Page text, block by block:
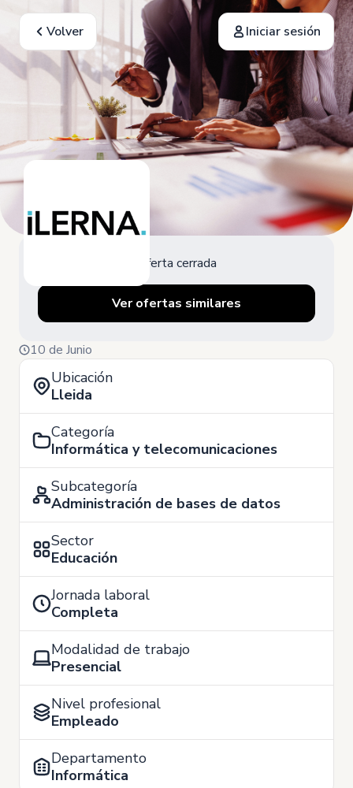
Volver Iniciar sesión
Oferta cerrada
Ver ofertas similares
10 de Junio
Ubicación
Lleida
Categoría
Informática y telecomunicaciones
Subcategoría
Administración de bases de datos
Sector
Educación
Jornada laboral
Completa
Modalidad de trabajo
Presencial
Nivel profesional
Empleado
Departamento
Informática